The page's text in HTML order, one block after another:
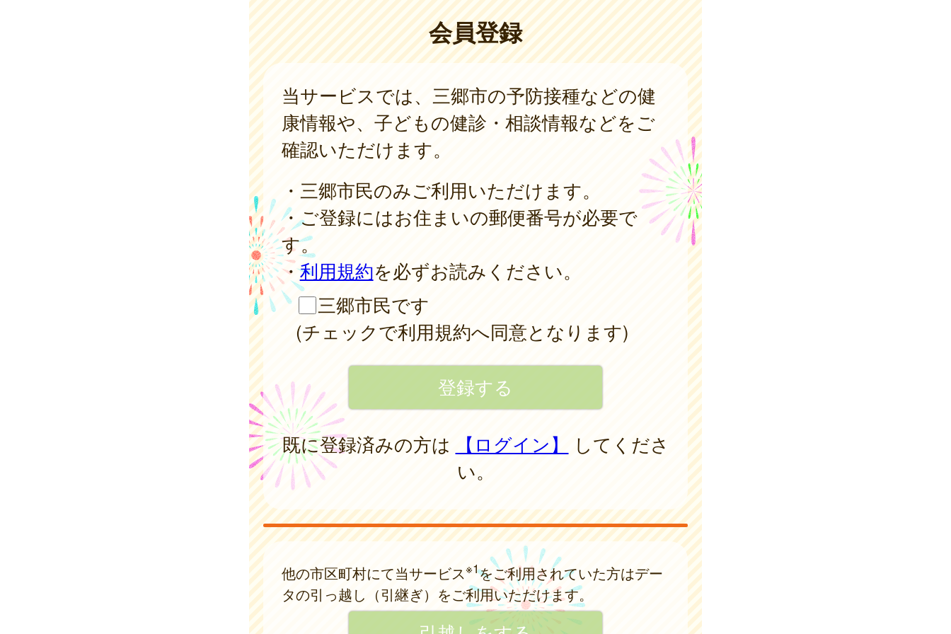
会員登録
当サービスでは、三郷市の予防接種などの健
康情報や、子どもの健診・相談情報などをご
確認いただけます。
・三郷市民のみご利用いただけます。
・ご登録にはお住まいの郵便番号が必要で
す。
・利用規約を必ずお読みください。
三郷市民です
(チェックで利用規約へ同意となります)
既に登録済みの方は 【ログイン】
してくださ
い。
他の市区町村にて当サービス※1をご利用されていた方はデー
タの引っ越し（引継ぎ）をご利用いただけます。